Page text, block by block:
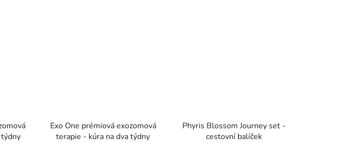
Exo One prémiová exozomová
terapie - kúra na dva týdny
Phyris Blossom Journey set -
cestovní balíček